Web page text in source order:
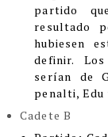
partido
resultado
hubiesen
definir.
serían de
penalti, Edu
Cadete B